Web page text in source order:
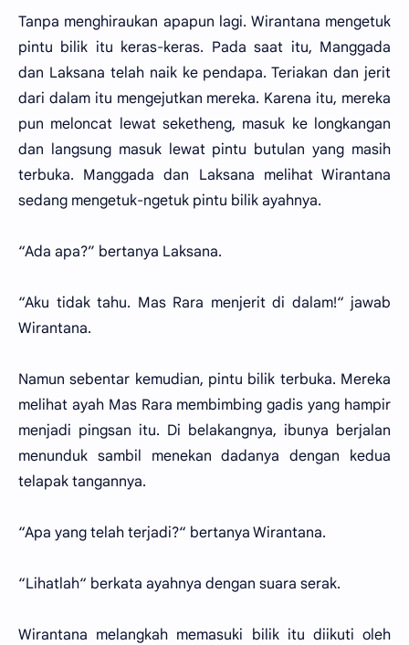
Tanpa menghiraukan apapun lagi. Wirantana mengetuk
pintu bilik itu keras-keras. Pada saat itu, Manggada
dan Laksana telah naik ke pendapa. Teriakan dan jerit
dari dalam itu mengejutkan mereka. Karena itu, mereka
pun meloncat lewat seketheng, masuk ke longkangan
dan langsung masuk lewat pintu butulan yang masih
terbuka. Manggada dan Laksana melihat Wirantana
sedang mengetuk-ngetuk pintu bilik ayahnya.
“Ada apa?” bertanya Laksana.
“Aku tidak tahu. Mas Rara menjerit di dalam!“ jawab
Wirantana.
Namun sebentar kemudian, pintu bilik terbuka. Mereka
melihat ayah Mas Rara membimbing gadis yang hampir
menjadi pingsan itu. Di belakangnya, ibunya berjalan
menunduk sambil menekan dadanya dengan kedua
telapak tangannya.
“Apa yang telah terjadi?“ bertanya Wirantana.
“Lihatlah“ berkata ayahnya dengan suara serak.
Wirantana melangkah memasuki bilik itu diikuti oleh